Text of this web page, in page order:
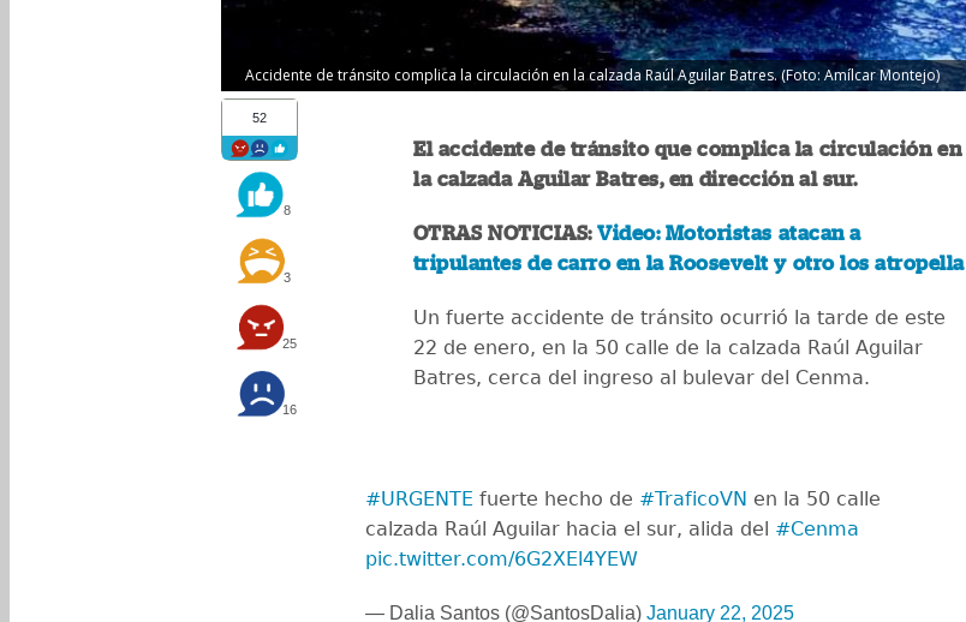
Accidente de tránsito complica la circulación en la calzada Raúl Aguilar Batres. (Foto: Amílcar Montejo)
52
8
3
25
16
El accidente de tránsito que complica la circulación en
la calzada Aguilar Batres, en dirección al sur.
OTRAS NOTICIAS:Video: Motoristas atacan a
tripulantes de carro en la Roosevelt y otro los atropella
Un fuerte accidente de tránsito ocurrió la tarde de este
22 de enero, en la 50 calle de la calzada Raúl Aguilar
Batres, cerca del ingreso al bulevar del Cenma.
#URGENTE fuerte hecho de #TraficoVN en la 50 calle
calzada Raúl Aguilar hacia el sur, alida del #Cenma
pic.twitter.com/6G2XEl4YEW
— Dalia Santos (@SantosDalia) January 22, 2025